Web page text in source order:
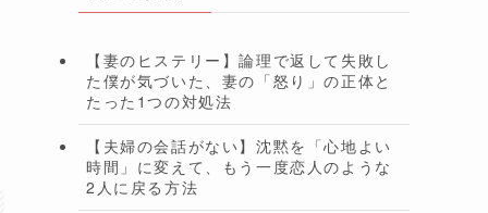
【妻のヒステリー】論理で返して失敗し
た僕が気づいた、妻の「怒り」の正体と
たった1つの対処法
【夫婦の会話がない】沈黙を「心地よい
時間」に変えて、もう一度恋人のような
2人に戻る方法